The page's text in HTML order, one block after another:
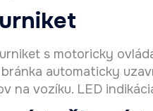
s motoricky
automaticky
na vozíku. LED